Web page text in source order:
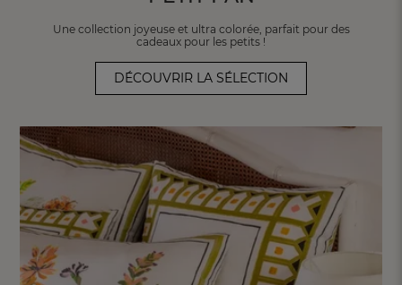
Une collection joyeuse et ultra colorée, parfait pour des
cadeaux pour les petits !
DÉCOUVRIR LA SÉLECTION